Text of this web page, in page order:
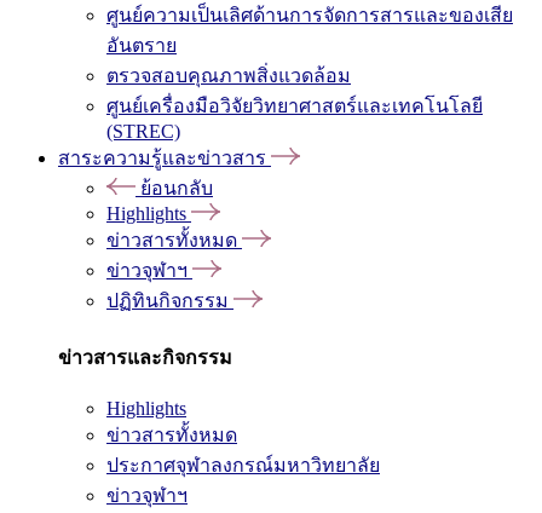
ศูนย์ความเป็นเลิศด้านการจัดการสารและของเสีย
อันตราย
ตรวจสอบคุณภาพสิ่งแวดล้อม
ศูนย์เครื่องมือวิจัยวิทยาศาสตร์และเทคโนโลยี
(STREC)
สาระความรู้และข่าวสาร
ย้อนกลับ
Highlights
ข่าวสารทั้งหมด
ข่าวจุฬาฯ
ปฏิทินกิจกรรม
ข่าวสารและกิจกรรม
Highlights
ข่าวสารทั้งหมด
ประกาศจุฬาลงกรณ์มหาวิทยาลัย
ข่าวจุฬาฯ